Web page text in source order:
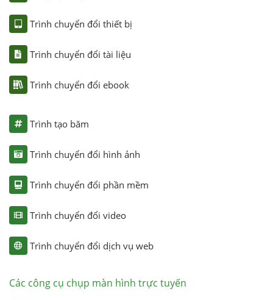
Trình chuyển đổi thiết bị
Trình chuyển đổi tài liệu
Trình chuyển đổi ebook
Trình tạo băm
Trình chuyển đổi hình ảnh
Trình chuyển đổi phần mềm
Trình chuyển đổi video
Trình chuyển đổi dịch vụ web
Các công cụ chụp màn hình trực tuyến